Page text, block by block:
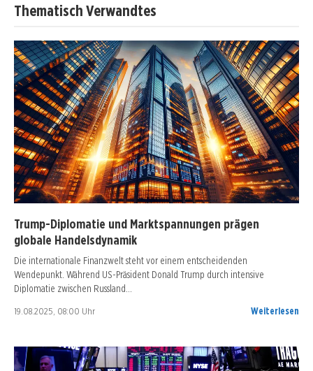
Thematisch Verwandtes
Trump-Diplomatie und Marktspannungen prägen
globale Handelsdynamik
Die internationale Finanzwelt steht vor einem entscheidenden
Wendepunkt. Während US-Präsident Donald Trump durch intensive
Diplomatie zwischen Russland…
19.08.2025, 08:00 Uhr Weiterlesen